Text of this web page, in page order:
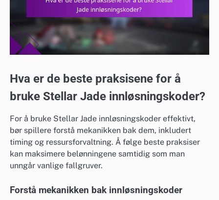
Hva er de beste praksisene for å
bruke Stellar Jade innløsningskoder?
For å bruke Stellar Jade innløsningskoder effektivt,
bør spillere forstå mekanikken bak dem, inkludert
timing og ressursforvaltning. Å følge beste praksiser
kan maksimere belønningene samtidig som man
unngår vanlige fallgruver.
Forstå mekanikken bak innløsningskoder